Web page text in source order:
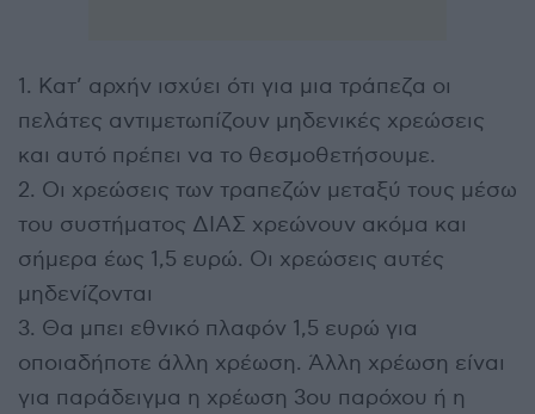
1. Κατ’ αρχήν ισχύει ότι για μια τράπεζα οι
πελάτες αντιμετωπίζουν μηδενικές χρεώσεις
και αυτό πρέπει να το θεσμοθετήσουμε.
2. Οι χρεώσεις των τραπεζών μεταξύ τους μέσω
του συστήματος ΔΙΑΣ χρεώνουν ακόμα και
σήμερα έως 1,5 ευρώ. Οι χρεώσεις αυτές
μηδενίζονται
3. Θα μπει εθνικό πλαφόν 1,5 ευρώ για
οποιαδήποτε άλλη χρέωση. Άλλη χρέωση είναι
για παράδειγμα η χρέωση 3ου παρόχου ή η